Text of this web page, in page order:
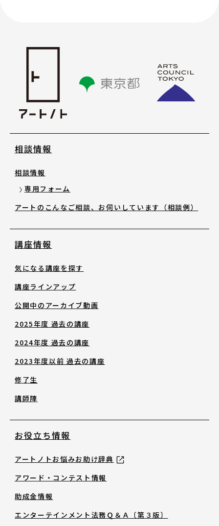
外部機関の相談情報
リンク集
オリジナルツール
お知らせ・新着情報
お知らせ・新着情報
アートノトについて
アートノトについて
English
アートノトについて
相談情報
相談情報
専用フォーム
アートのこんなご相談、お伺いしています（相談例）
講座情報
気になる講座を探す
講座ラインアップ
公開中のアーカイブ動画
2025年度 過去の講座
2024年度 過去の講座
2023年度以前 過去の講座
修了生
講師陣
お役立ち情報
アートノトお悩みお助け辞典
アワード・コンテスト情報
助成金情報
エンターテインメント法務Ｑ＆Ａ〔第３版〕